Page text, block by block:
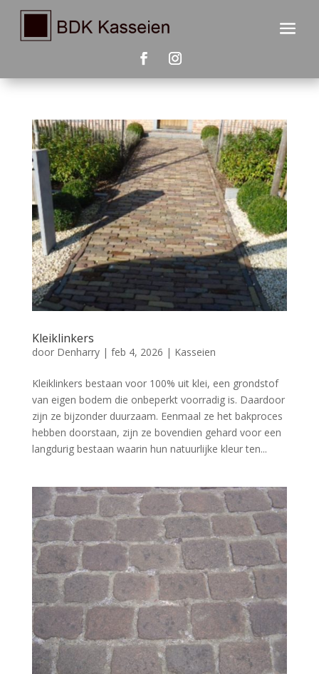
Kleiklinkers
door Denharry| feb 4, 2026 | Kasseien
Kleiklinkers bestaan voor 100% uit klei, een grondstof
van eigen bodem die onbeperkt voorradig is. Daardoor
zijn ze bijzonder duurzaam. Eenmaal ze het bakproces
hebben doorstaan, zijn ze bovendien gehard voor een
langdurig bestaan waarin hun natuurlijke kleur ten...